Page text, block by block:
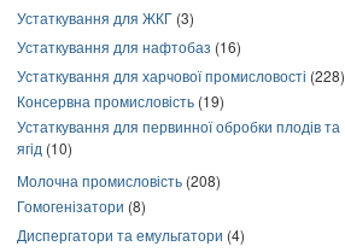
Устаткування для ЖКГ (3)
Устаткування для нафтобаз (16)
Устаткування для харчової промисловості (228)
Консервна промисловість (19)
Устаткування для первинної обробки плодів та
ягід (10)
Молочна промисловість (208)
Гомогенізатори (8)
Диспергатори та емульгатори (4)